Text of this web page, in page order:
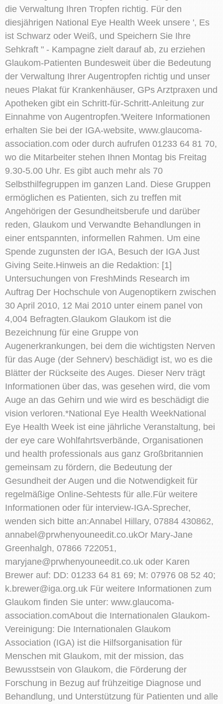
die Verwaltung Ihren Tropfen richtig. Für den
diesjährigen National Eye Health Week unsere ', Es
ist Schwarz oder Weiß, und Speichern Sie Ihre
Sehkraft " - Kampagne zielt darauf ab, zu erziehen
Glaukom-Patienten Bundesweit über die Bedeutung
der Verwaltung Ihrer Augentropfen richtig und unser
neues Plakat für Krankenhäuser, GPs Arztpraxen und
Apotheken gibt ein Schritt-für-Schritt-Anleitung zur
Einnahme von Augentropfen.'Weitere Informationen
erhalten Sie bei der IGA-website, www.glaucoma-
association.com oder durch aufrufen 01233 64 81 70,
wo die Mitarbeiter stehen Ihnen Montag bis Freitag
9.30-5.00 Uhr. Es gibt auch mehr als 70
Selbsthilfegruppen im ganzen Land. Diese Gruppen
ermöglichen es Patienten, sich zu treffen mit
Angehörigen der Gesundheitsberufe und darüber
reden, Glaukom und Verwandte Behandlungen in
einer entspannten, informellen Rahmen. Um eine
Spende zugunsten der IGA, Besuch der IGA Just
Giving Seite.Hinweis an die Redaktion: [1]
Untersuchungen von FreshMinds Research im
Auftrag Der Hochschule von Augenoptikern zwischen
30 April 2010, 12 Mai 2010 unter einem panel von
4,004 Befragten.Glaukom Glaukom ist die
Bezeichnung für eine Gruppe von
Augenerkrankungen, bei dem die wichtigsten Nerven
für das Auge (der Sehnerv) beschädigt ist, wo es die
Blätter der Rückseite des Auges. Dieser Nerv trägt
Informationen über das, was gesehen wird, die vom
Auge an das Gehirn und wie wird es beschädigt die
vision verloren.*National Eye Health WeekNational
Eye Health Week ist eine jährliche Veranstaltung, bei
der eye care Wohlfahrtsverbände, Organisationen
und health professionals aus ganz Großbritannien
gemeinsam zu fördern, die Bedeutung der
Gesundheit der Augen und die Notwendigkeit für
regelmäßige Online-Sehtests für alle.Für weitere
Informationen oder für interview-IGA-Sprecher,
wenden sich bitte an:Annabel Hillary, 07884 430862,
annabel@prwhenyouneedit.co.ukOr Mary-Jane
Greenhalgh, 07866 722051,
maryjane@prwhenyouneedit.co.uk oder Karen
Brewer auf: DD: 01233 64 81 69; M: 07976 08 52 40;
k.brewer@iga.org.uk Für weitere Informationen zum
Glaukom finden Sie unter: www.glaucoma-
association.comAbout die Internationalen Glaukom-
Vereinigung: Die Internationalen Glaukom
Association (IGA) ist die Hilfsorganisation für
Menschen mit Glaukom, mit der mission, das
Bewusstsein von Glaukom, die Förderung der
Forschung in Bezug auf frühzeitige Diagnose und
Behandlung, und Unterstützung für Patienten und alle